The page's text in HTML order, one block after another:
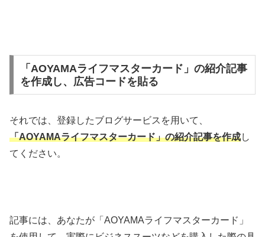
「AOYAMAライフマスターカード」の紹介記事
を作成し、広告コードを貼る
それでは、登録したブログサービスを用いて、
「AOYAMAライフマスターカード」の紹介記事を作成し
てください。
記事には、あなたが「AOYAMAライフマスターカード」